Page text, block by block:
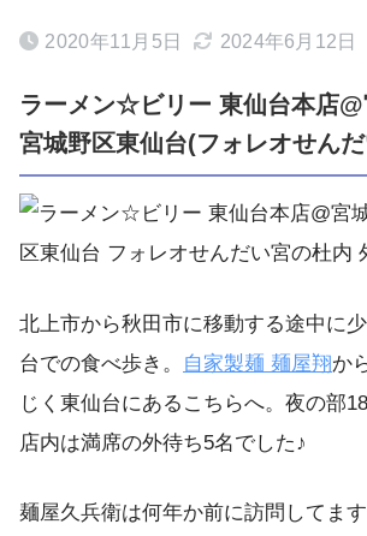
2020年11月5日 2024年6月12日
ラーメン☆ビリー 東仙台本店
宮城野区東仙台(フォレオせん
北上市から秋田市に移動する途中に
台での食べ歩き。
自家製麺 麺屋翔か
じく東仙台にあるこちらへ。夜の部
店内は満席の外待ち5名でした♪
麺屋久兵衛は何年か前に訪問してま